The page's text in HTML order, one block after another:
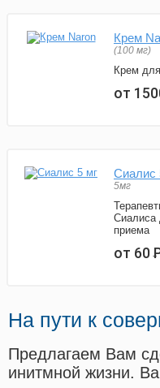
Крем
(100 мг)
Крем
от
Сиалис
5мг
Сиалиса
приема
от 60
На пути к
Предлагаем Вам
инитмной жизни.